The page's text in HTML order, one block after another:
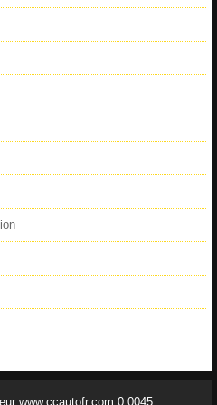
www.ccautofr.com 0.0045